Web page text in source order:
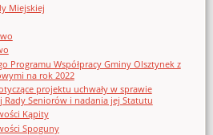
Miejskiej
Programu Współpracy Gminy Olsztynek z
na rok 2022
projektu uchwały w sprawie
Rady Seniorów i nadania jej Statutu
Kąpity
Spoguny